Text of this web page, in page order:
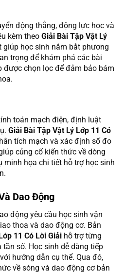
động thẳng, động lực học và
kèm theo Giải Bài Tập Vật Lý
giúp học sinh nắm bắt phương
trọng để khám phá các bài
được chọn lọc để đảm bảo bám
toán mạch điện, định luật
Giải Bài Tập Vật Lý Lớp 11 Có
tích mạch và xác định số đo
củng cố kiến thức về dòng
minh họa chi tiết hỗ trợ học sinh
Dao Động
động yêu cầu học sinh vận
thoa và dao động cơ. Bản
11 Có Lời Giải hỗ trợ từng
số. Học sinh dễ dàng tiếp
hướng dẫn cụ thể. Qua đó,
về sóng và dao động cơ bản